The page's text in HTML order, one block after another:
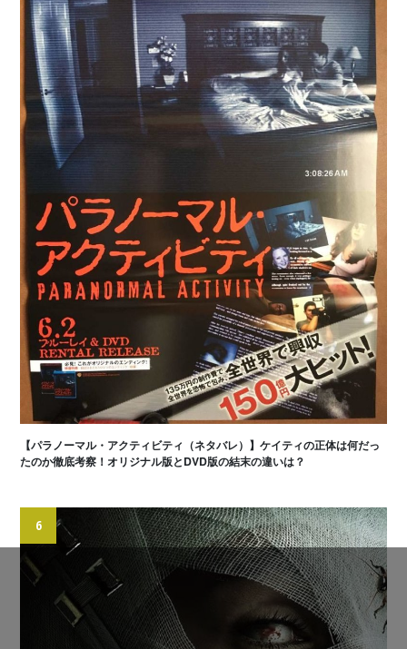
【パラノーマル・アクティビティ（ネタバレ）】ケイティの正体は何だっ
たのか徹底考察！オリジナル版とDVD版の結末の違いは？
6